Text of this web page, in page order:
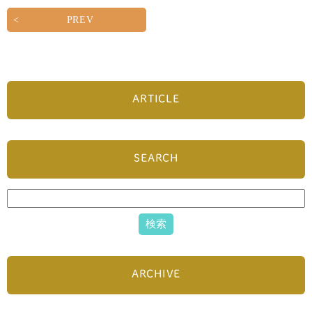
PREV
ARTICLE
SEARCH
ARCHIVE